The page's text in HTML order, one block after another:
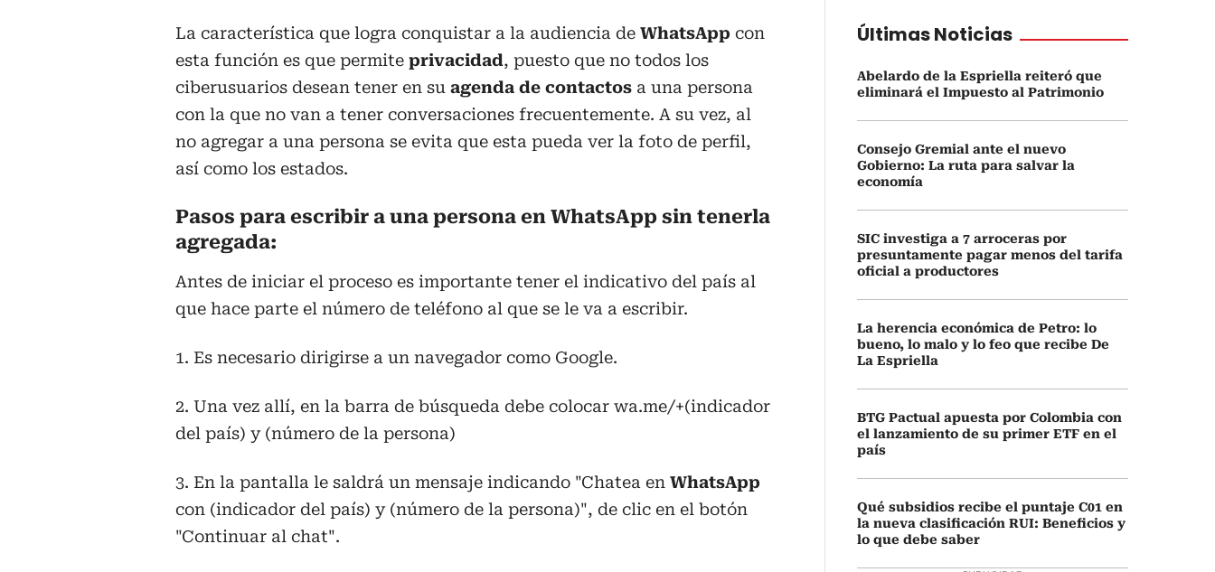
La característica que logra conquistar a la audiencia de WhatsApp con
esta función es que permite privacidad, puesto que no todos los
ciberusuarios desean tener en su agenda de contactos a una persona
con la que no van a tener conversaciones frecuentemente. A su vez, al
no agregar a una persona se evita que esta pueda ver la foto de perfil,
así como los estados.
Pasos para escribir a una persona en WhatsApp sin tenerla
agregada:
Antes de iniciar el proceso es importante tener el indicativo del país al
que hace parte el número de teléfono al que se le va a escribir.
1. Es necesario dirigirse a un navegador como Google.
2. Una vez allí, en la barra de búsqueda debe colocar wa.me/+(indicador
del país) y (número de la persona)
3. En la pantalla le saldrá un mensaje indicando "Chatea en WhatsApp
con (indicador del país) y (número de la persona)", de clic en el botón
"Continuar al chat".
Últimas Noticias
Abelardo de la Espriella reiteró que
eliminará el Impuesto al Patrimonio
Consejo Gremial ante el nuevo
Gobierno: La ruta para salvar la
economía
SIC investiga a 7 arroceras por
presuntamente pagar menos del tarifa
oficial a productores
La herencia económica de Petro: lo
bueno, lo malo y lo feo que recibe De
La Espriella
BTG Pactual apuesta por Colombia con
el lanzamiento de su primer ETF en el
país
Qué subsidios recibe el puntaje C01 en
la nueva clasificación RUI: Beneficios y
lo que debe saber